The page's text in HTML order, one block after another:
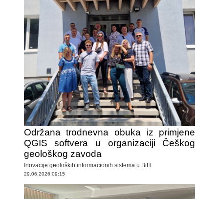
Održana trodnevna obuka iz primjene
QGIS softvera u organizaciji Češkog
geološkog zavoda
Inovacije geoloških informacionih sistema u BiH
29.06.2026 09:15